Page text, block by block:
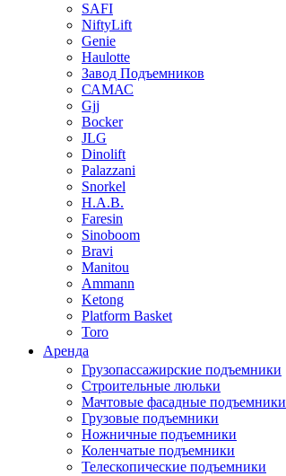
SAFI
NiftyLift
Genie
Haulotte
Завод Подъемников
САМАС
Gjj
Bocker
JLG
Dinolift
Palazzani
Snorkel
H.A.B.
Faresin
Sinoboom
Bravi
Manitou
Ammann
Ketong
Platform Basket
Toro
Аренда
Грузопассажирские подъемники
Строительные люльки
Мачтовые фасадные подъемники
Грузовые подъемники
Ножничные подъемники
Коленчатые подъемники
Телескопические подъемники